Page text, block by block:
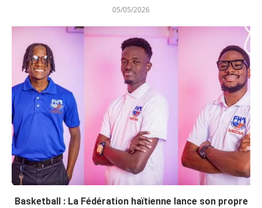
05/05/2026
Basketball : La Fédération haïtienne lance son propre